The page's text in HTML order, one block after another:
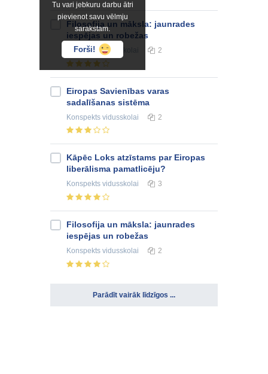
Tu vari jebkuru darbu ātri
pievienot savu vēlmju
sarakstam.
Forši!
Filosofija un māksla: jaunrades
iespējas un robežas
Konspektsvidusskolai 2
Eiropas Savienības varas
sadalīšanas sistēma
Konspekts vidusskolai 2
Kāpēc Loks atzīstams par Eiropas
liberālisma pamatlicēju?
Konspekts vidusskolai 3
Filosofija un māksla: jaunrades
iespējas un robežas
Konspekts vidusskolai 2
Parādīt vairāk līdzīgos ...